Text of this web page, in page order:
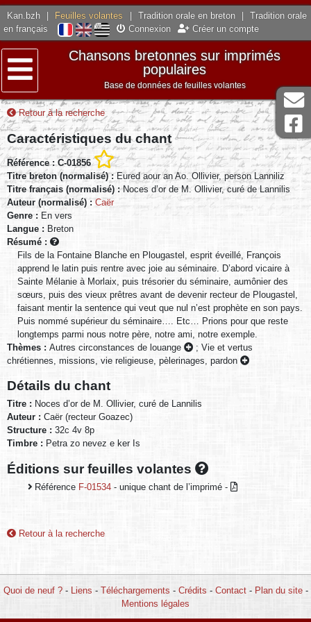
Kan.bzh Feuilles volantes Tradition orale en breton
Tradition orale
en français
Connexion Créer un compte
Menu
Chansons bretonnes sur imprimés
populaires
Base de données de feuilles volantes
Retour à la recherche
Caractéristiques du chant
Référence : C-01856
Titre breton (normalisé) :Eured aour an Ao. Ollivier, person Lanniliz
Titre français (normalisé) :Noces d’or de M. Ollivier, curé de Lannilis
Auteur (normalisé) : Caër
Genre : En vers
Langue : Breton
Résumé :
Fils de la Fontaine Blanche en Plougastel, esprit éveillé, François
apprend le latin puis rentre avec joie au séminaire. D’abord vicaire à
Sainte Mélanie à Morlaix, puis trésorier du séminaire, aumônier des
sœurs, puis des vieux prêtres avant de devenir recteur de Plougastel,
faisant mentir la sentence qui veut que nul n’est prophète en son pays.
Puis nommé supérieur du séminaire…. Etc… Prions pour que reste
longtemps parmi nous notre père, notre ami, notre exemple.
Thèmes : Autres circonstances de louange ; Vie et vertus
chrétiennes, missions, vie religieuse, pèlerinages, pardon
Détails du chant
Titre : Noces d’or de M. Ollivier, curé de Lannilis
Auteur : Caër (recteur Goazec)
Structure : 32c 4v 8p
Timbre : Petra zo nevez e ker Is
Éditions sur feuilles volantes
Référence F-01534 - unique chant de l’imprimé -
Retour à la recherche
Quoi de neuf ?- Liens - Téléchargements - Crédits - Contact- Plan du site-
Mentions légales